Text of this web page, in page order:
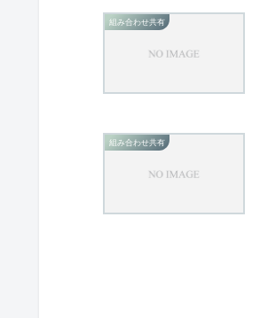
組み合わせ共有
組み合わせ共有